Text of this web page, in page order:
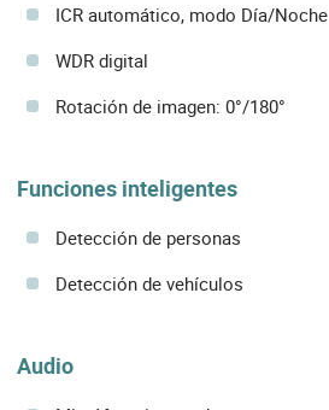
ICR automático, modo Día/Noche
WDR digital
Rotación de imagen: 0°/180°
Funciones inteligentes
Detección de personas
Detección de vehículos
Audio